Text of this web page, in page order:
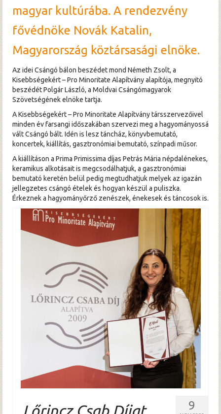
magyar kultúrába. A rendezvény
fővédnöke Novák Katalin,
Magyarország köztársasági elnöke.
Az idei Csángó bálon beszédet mond Németh Zsolt, a
Kisebbségekért – Pro Minoritate Alapítvány alapítója, megnyitó
beszédét Polgár László, a Moldvai Csángómagyarok
Szövetségének elnöke tartja.
A Kisebbségekért – Pro Minoritate Alapítvány társszervezőivel
minden év farsangi időszakában szervezi meg a hagyományossá
vált Csángó bált. Idén is lesz táncház, könyvbemutató,
koncertek, kiállítás, gasztronómiai bemutató, színpadi műsor.
A kiállításon a Prima Primissima díjas Petrás Mária népdalénekes,
keramikus alkotásait is megcsodálhatjuk, a gasztronómiai
bemutató keretén belül pedig megtudhatjuk melyek az igazán
jellegzetes csángó ételek és hogyan készül a puliszka.
Érkeznek a hagyományőrző zenészek, énekesek és táncosok is.
9